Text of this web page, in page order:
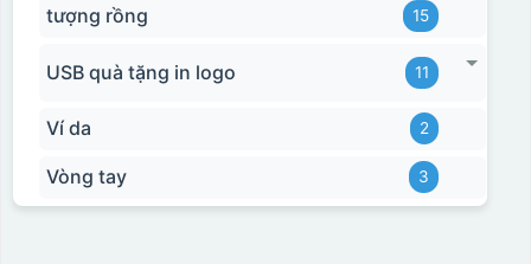
tượng rồng 15
USB quà tặng in logo 11
Ví da 2
Vòng tay 3